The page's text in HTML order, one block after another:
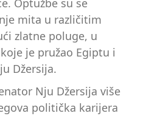
mita u različitim
zlatne poluge, u
je pružao Egiptu i
Džersija.
Nju Džersija više
politička karijera